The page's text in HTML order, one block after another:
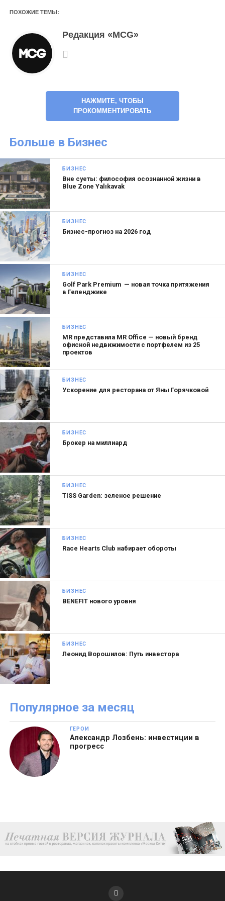
площадей там трубопроводной компании не
ПОХОЖИЕ ТЕМЫ:
Редакция «MCG»
НАЖМИТЕ, ЧТОБЫ
ПРОКОММЕНТИРОВАТЬ
Больше в Бизнес
БИЗНЕС
Вне суеты: философия осознанной жизни в
Blue Zone Yalıkavak
БИЗНЕС
Бизнес-прогноз на 2026 год
БИЗНЕС
Golf Park Premium — новая точка притяжения
в Геленджике
БИЗНЕС
MR представила MR Office — новый бренд
офисной недвижимости с портфелем из 25
проектов
БИЗНЕС
Ускорение для ресторана от Яны Горячковой
БИЗНЕС
Брокер на миллиард
БИЗНЕС
TISS Garden: зеленое решение
БИЗНЕС
Race Hearts Club набирает обороты
БИЗНЕС
BENEFIT нового уровня
БИЗНЕС
Леонид Ворошилов: Путь инвестора
Популярное за месяц
ГЕРОИ
Александр Лозбень: инвестиции в
прогресс